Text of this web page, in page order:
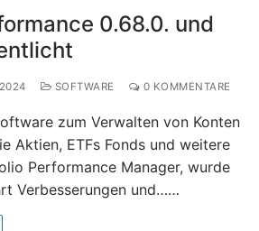
0.68.0. und
SOFTWARE 0 KOMMENTARE
zum Verwalten von Konten
Aktien, ETFs Fonds und weitere
Performance Manager, wurde
Verbesserungen und……